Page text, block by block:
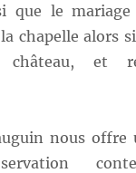
que le
chapelle alors
château, et
nous offre